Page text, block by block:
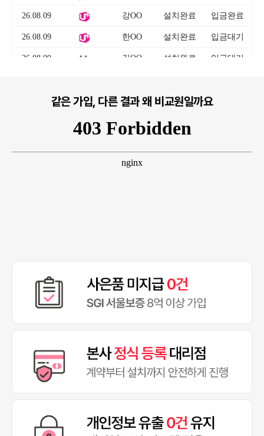
같은 가입, 다른 결과 왜 비교원일까요